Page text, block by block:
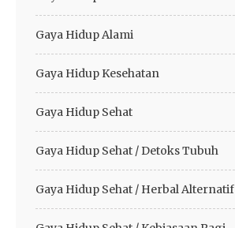
Gaya Hidup Alami
Gaya Hidup Kesehatan
Gaya Hidup Sehat
Gaya Hidup Sehat / Detoks Tubuh
Gaya Hidup Sehat / Herbal Alternatif